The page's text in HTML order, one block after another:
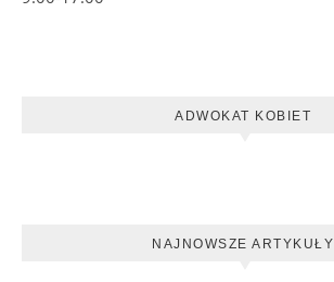
ADWOKAT KOBIET
NAJNOWSZE ARTYKUŁY